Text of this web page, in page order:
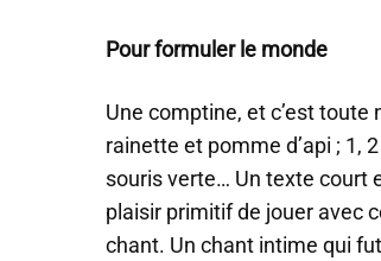
Pour formuler le monde
Une comptine, et c’est
rainette et pomme d’api ; 1,
souris verte… Un texte court
plaisir primitif de jouer avec
chant. Un chant intime qui